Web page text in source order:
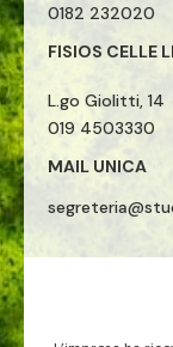
0182 232020
FISIOS CELLE
L.go Giolitti, 14
019 4503330
MAIL UNICA